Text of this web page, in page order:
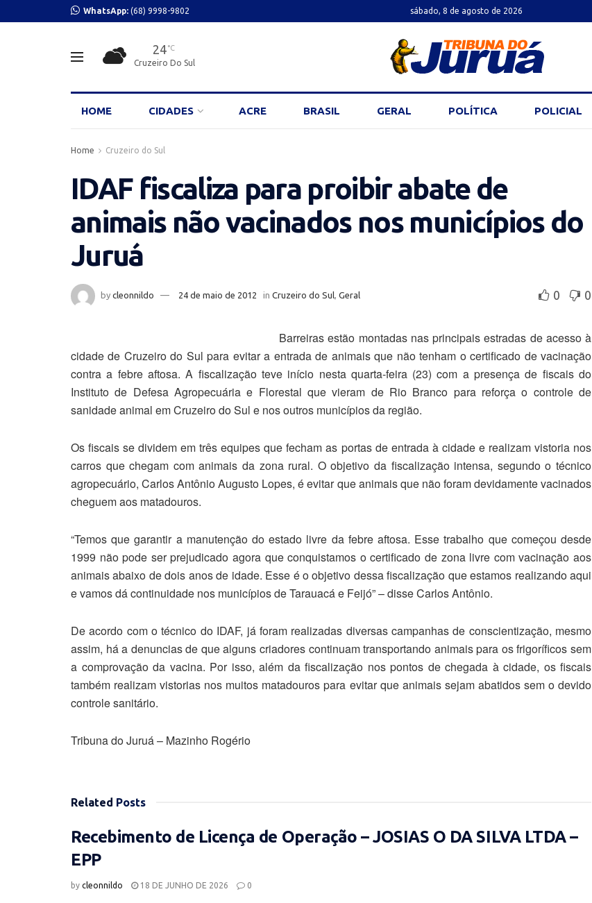
WhatsApp: (68) 9998-9802 sábado, 8 de agosto de 2026
24 °C
Cruzeiro Do Sul
HOME CIDADES ACRE BRASIL GERAL POLÍTICA POLICIAL
Home Cruzeiro do Sul
IDAF fiscaliza para proibir abate de
animais não vacinados nos municípios do
Juruá
by cleonnildo 24 de maio de 2012 in Cruzeiro do Sul Geral 0 0
Barreiras estão montadas nas principais estradas de acesso à
cidade de Cruzeiro do Sul para evitar a entrada de animais que não tenham o certificado de vacinação
contra a febre aftosa. A fiscalização teve início nesta quarta-feira (23) com a presença de fiscais do
Instituto de Defesa Agropecuária e Florestal que vieram de Rio Branco para reforça o controle de
sanidade animal em Cruzeiro do Sul e nos outros municípios da região.
Os fiscais se dividem em três equipes que fecham as portas de entrada à cidade e realizam vistoria nos
carros que chegam com animais da zona rural. O objetivo da fiscalização intensa, segundo o técnico
agropecuário, Carlos Antônio Augusto Lopes, é evitar que animais que não foram devidamente vacinados
cheguem aos matadouros.
“Temos que garantir a manutenção do estado livre da febre aftosa. Esse trabalho que começou desde
1999 não pode ser prejudicado agora que conquistamos o certificado de zona livre com vacinação aos
animais abaixo de dois anos de idade. Esse é o objetivo dessa fiscalização que estamos realizando aqui
e vamos dá continuidade nos municípios de Tarauacá e Feijó” – disse Carlos Antônio.
De acordo com o técnico do IDAF, já foram realizadas diversas campanhas de conscientização, mesmo
assim, há a denuncias de que alguns criadores continuam transportando animais para os frigoríficos sem
a comprovação da vacina. Por isso, além da fiscalização nos pontos de chegada à cidade, os fiscais
também realizam vistorias nos muitos matadouros para evitar que animais sejam abatidos sem o devido
controle sanitário.
Tribuna do Juruá – Mazinho Rogério
Related Posts
Recebimento de Licença de Operação – JOSIAS O DA SILVA LTDA –
EPP
by cleonnildo 18 DE JUNHO DE 2026 0